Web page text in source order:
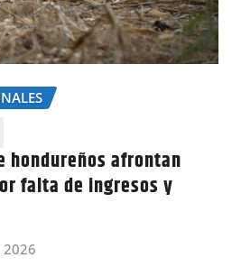
hondureños afrontan
falta de ingresos y
2026